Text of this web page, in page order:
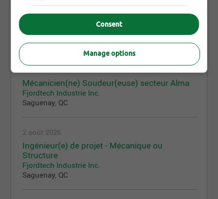
2 août 2026
Ingénieur(e) en structure
Fjordtech Industrie Inc.
Mécanicien(ne) Soudeur(euse) secteur Alma
Fjordtech Industrie Inc.
Saguenay, QC
2 août 2026
Ingénieur(e) de projet - Mécanique ou
Structure
Fjordtech Industrie Inc.
Saguenay, QC
Consent
Manage options